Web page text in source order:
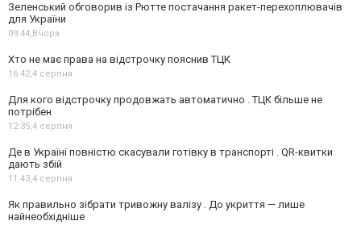
Зеленський обговорив із Рютте постачання ракет-перехоплювачів
для України
09:44,Вчора
Хто не має права на відстрочку пояснив ТЦК
16:42,4 серпня
Для кого відстрочку продовжать автоматично . ТЦК більше не
потрібен
12:35,4 серпня
Де в Україні повністю скасували готівку в транспорті . QR-квитки
дають збій
11:43,4 серпня
Як правильно зібрати тривожну валізу . До укриття — лише
найнеобхідніше